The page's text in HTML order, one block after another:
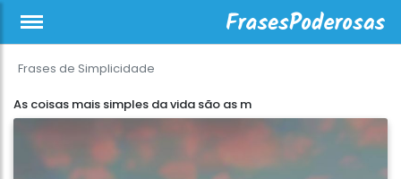
Frases de Simplicidade
As coisas mais simples da vida são as m